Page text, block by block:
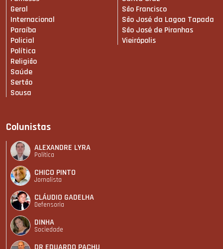
Geral
Internacional
Paraíba
Policial
Política
Religião
Saúde
Sertão
Sousa
São Francisco
São José da Lagoa Tapada
São José de Piranhas
Vieirópolis
Colunistas
ALEXANDRE LYRA
Política
CHICO PINTO
Jornalista
CLÁUDIO GADELHA
Defensoria
DINHA
Sociedade